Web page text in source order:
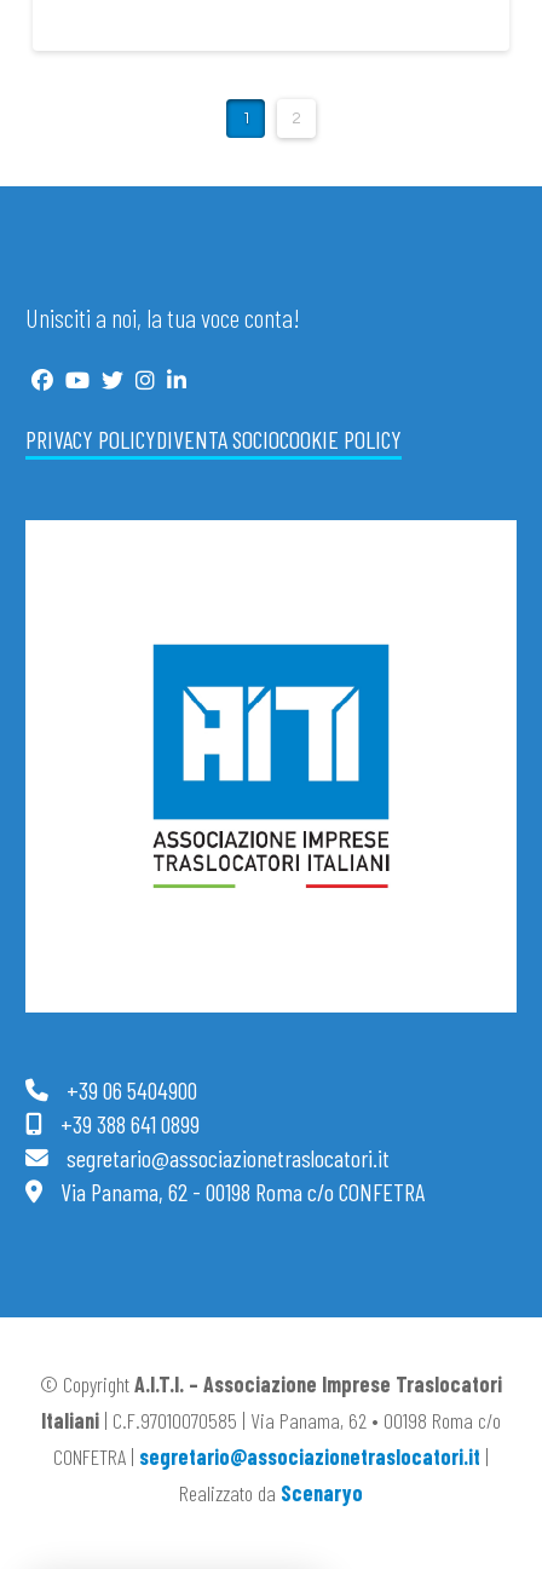
1 2
Unisciti a noi, la tua voce conta!
PRIVACY POLICYDIVENTA SOCIOCOOKIE POLICY
+39 06 5404900
+39 388 641 0899
segretario@associazionetraslocatori.it
Via Panama, 62 - 00198 Roma c/o CONFETRA
© CopyrightA.I.T.I. – Associazione Imprese Traslocatori
Italiani | C.F.97010070585 | Via Panama, 62 • 00198 Roma c/o
CONFETRA | segretario@associazionetraslocatori.it |
Realizzato da Scenaryo